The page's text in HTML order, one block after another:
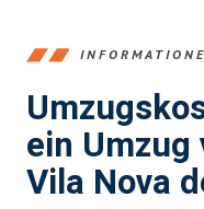
ein Umzug
Vila Nova